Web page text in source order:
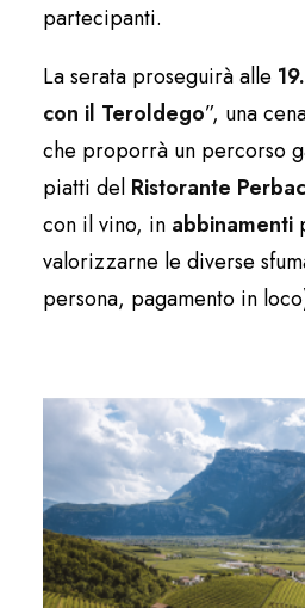
partecipanti.
La serata proseguirà alle
con il Teroldego”, una
che proporrà un percorso
piatti del Ristorante
con il vino, in abbinamenti
valorizzarne le diverse
persona, pagamento in